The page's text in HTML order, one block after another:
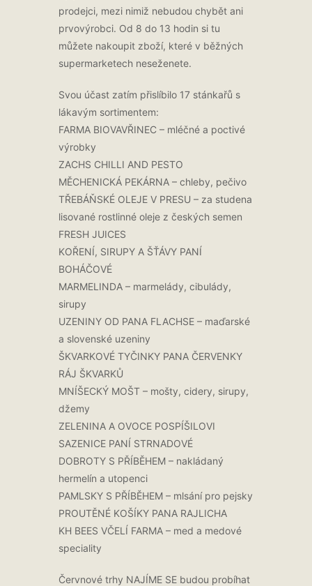
prodejci, mezi nimiž nebudou chybět ani
prvovýrobci. Od 8 do 13 hodin si tu
můžete nakoupit zboží, které v běžných
supermarketech neseženete.
Svou účast zatím přislíbilo 17 stánkařů s
lákavým sortimentem:
FARMA BIOVAVŘINEC – mléčné a poctivé
výrobky
ZACHS CHILLI AND PESTO
MĚCHENICKÁ PEKÁRNA – chleby, pečivo
TŘEBÁŇSKÉ OLEJE V PRESU – za studena
lisované rostlinné oleje z českých semen
FRESH JUICES
KOŘENÍ, SIRUPY A ŠŤÁVY PANÍ
BOHÁČOVÉ
MARMELINDA – marmelády, cibulády,
sirupy
UZENINY OD PANA FLACHSE – maďarské
a slovenské uzeniny
ŠKVARKOVÉ TYČINKY PANA ČERVENKY
RÁJ ŠKVARKŮ
MNÍŠECKÝ MOŠT – mošty, cidery, sirupy,
džemy
ZELENINA A OVOCE POSPÍŠILOVI
SAZENICE PANÍ STRNADOVÉ
DOBROTY S PŘÍBĚHEM – nakládaný
hermelín a utopenci
PAMLSKY S PŘÍBĚHEM – mlsání pro pejsky
PROUTĚNÉ KOŠÍKY PANA RAJLICHA
KH BEES VČELÍ FARMA – med a medové
speciality
Červnové trhy NAJÍME SE budou probíhat